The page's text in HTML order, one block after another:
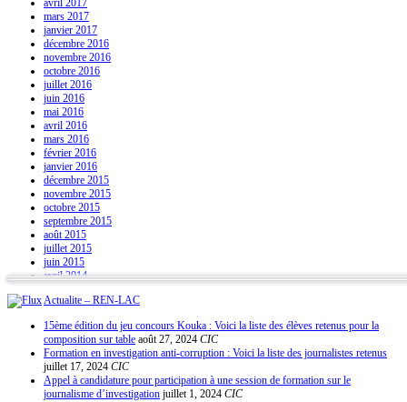
avril 2017
mars 2017
janvier 2017
décembre 2016
novembre 2016
octobre 2016
juillet 2016
juin 2016
mai 2016
avril 2016
mars 2016
février 2016
janvier 2016
décembre 2015
novembre 2015
octobre 2015
septembre 2015
août 2015
juillet 2015
juin 2015
avril 2014
Actualite – REN-LAC
15ème édition du jeu concours Kouka : Voici la liste des élèves retenus pour la
composition sur table août 27, 2024 CIC
Formation en investigation anti-corruption : Voici la liste des journalistes retenus
juillet 17, 2024 CIC
Appel à candidature pour participation à une session de formation sur le
journalisme d’investigation juillet 1, 2024 CIC